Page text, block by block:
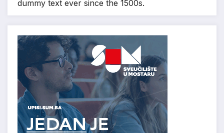
dummy text ever since the 1500s.